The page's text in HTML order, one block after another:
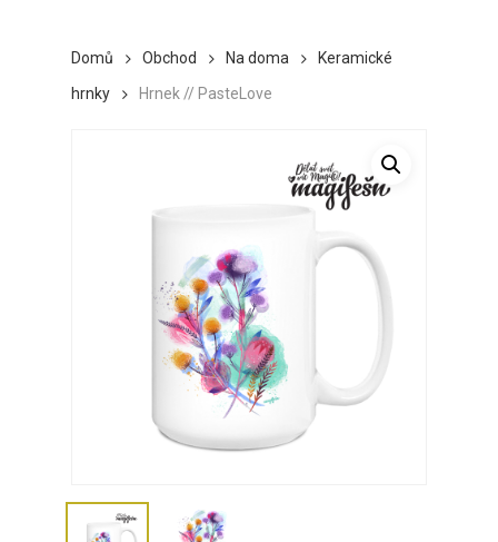
Domů Obchod Na doma
Keramické
hrnky
Hrnek // PasteLove